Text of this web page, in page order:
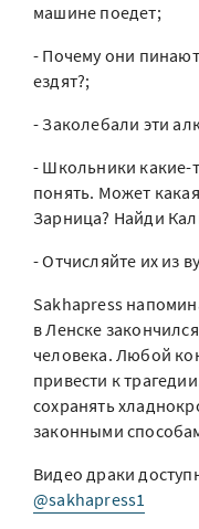
машине поедет;
- Почему они
ездят?;
- Заколебали эти
- Школьники какие-
понять. Может
Зарница? Найди
- Отчисляйте их из
Sakhapress
в Ленске
человека. Любой
привести к
сохранять
законными
Видео драки
@sakhapress1